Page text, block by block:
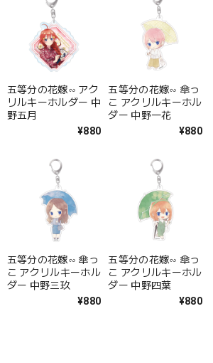
五等分の花嫁∽ アク
リルキーホルダー 中
野五月
¥880
五等分の花嫁∽ 傘っ
こ アクリルキーホル
ダー 中野一花
¥880
五等分の花嫁∽ 傘っ
こ アクリルキーホル
ダー 中野三玖
¥880
五等分の花嫁∽ 傘っ
こ アクリルキーホル
ダー 中野四葉
¥880